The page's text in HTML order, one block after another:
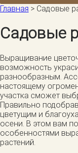
Главная > Садовые
Садовые
Выращивание
возможность
разнообразным.
настоящему
участка сможет
Правильно
цветущим и
осени. В этом вам
особенностями
растений.